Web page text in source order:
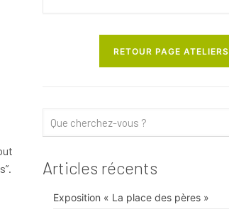
RETOUR PAGE ATELIERS
Articles récents
Exposition « La place des pères »